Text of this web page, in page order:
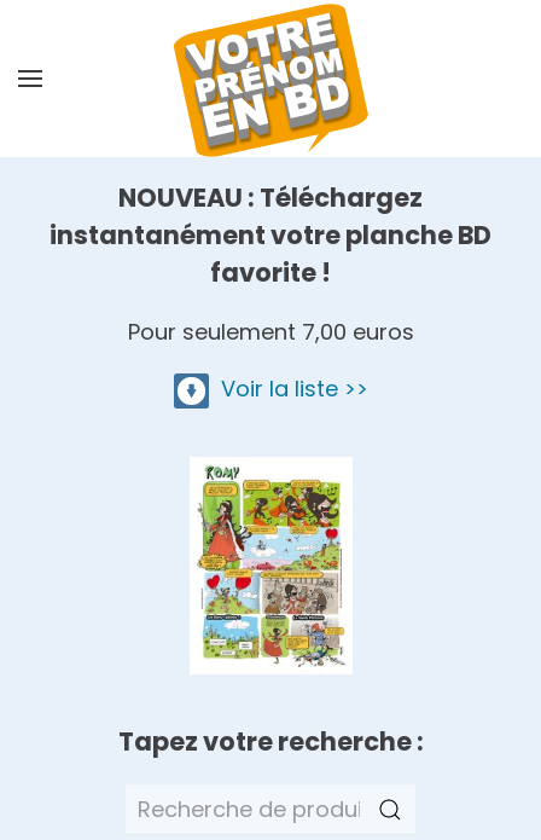
NOUVEAU : Téléchargez
instantanément votre planche BD
favorite !
Pour seulement 7,00 euros
Voir la liste >>
Tapez votre recherche :
Recherche